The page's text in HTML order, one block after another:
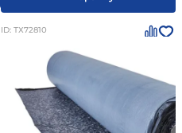
ID: ТХ72810